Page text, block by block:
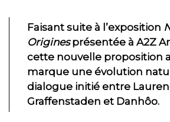
Faisant suite à l’exposition
Originesprésentée à A2Z
cette nouvelle proposition
marque une évolution
dialogue initié entre
Graffenstaden et Danhôo.